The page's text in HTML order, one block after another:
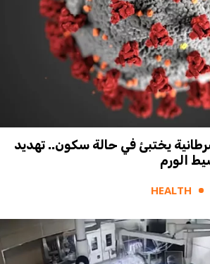
يختبئ في حالة سكون.. تهديد
الورم
HEALTH